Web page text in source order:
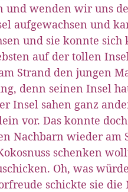
und wenden wir uns
aufgewachsen und
und sie konnte sich
auf der tollen
Strand den jungen
denn seinen Insel
Insel sahen ganz
vor. Das konnte
Nachbarn wieder am
schenken
Oh, was
schickte sie die